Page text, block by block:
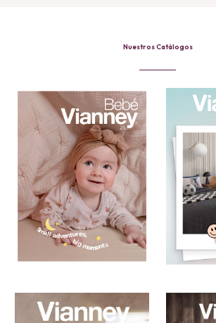
Nuestros Catálogos